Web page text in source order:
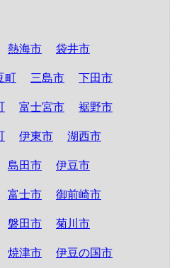
熱海市 袋井市
町 三島市 下田市
富士宮市 裾野市
伊東市 湖西市
島田市 伊豆市
富士市 御前崎市
磐田市 菊川市
焼津市 伊豆の国市